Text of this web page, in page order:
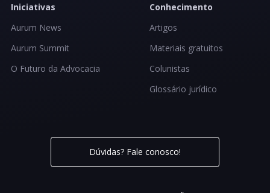
Iniciativas
Aurum News
Aurum Summit
O Futuro da Advocacia
Conhecimento
Artigos
Materiais gratuitos
Colunistas
Glossário jurídico
Dúvidas? Fale conosco!